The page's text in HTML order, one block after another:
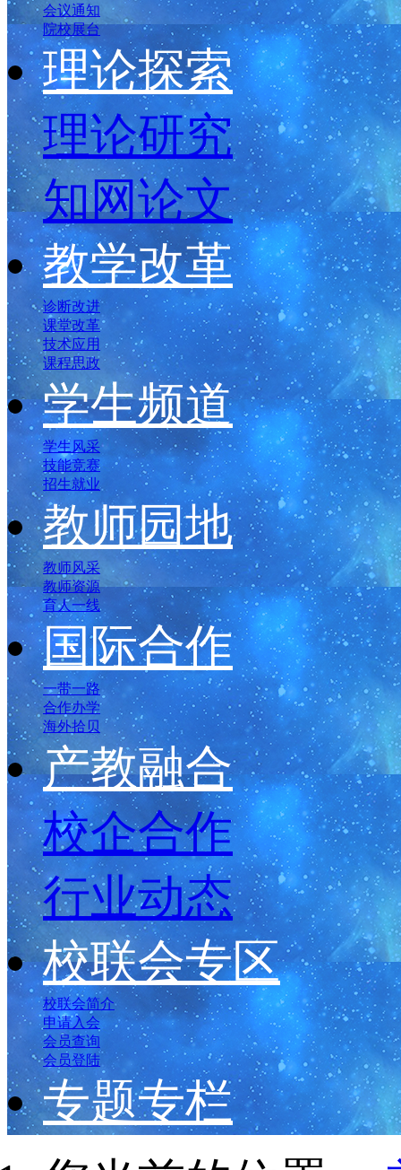
会议通知
院校展台
理论探索
理论研究
知网论文
教学改革
诊断改进
课堂改革
技术应用
课程思政
学生频道
学生风采
技能竞赛
招生就业
教师园地
教师风采
教师资源
育人一线
国际合作
一带一路
合作办学
海外拾贝
产教融合
校企合作
行业动态
校联会专区
校联会简介
申请入会
会员查询
会员登陆
专题专栏